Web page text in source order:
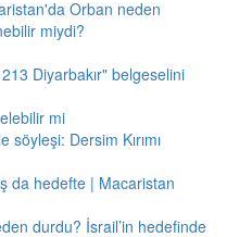
Orban neden
miydi?
Diyarbakır" belgeselini
mi
Dersim Kırımı
da hedefte | Macaristan
durdu? İsrail’in hedefinde